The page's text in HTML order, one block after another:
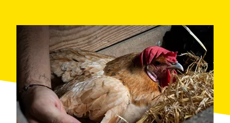
Ein großer Grillplatz ermöglicht es, Mahlzeiten im
Freien oder in der Veranda zu organisieren, während
die Wälder der Umgebung umfangreiche
Möglichkeiten für Spaziergänge bieten.